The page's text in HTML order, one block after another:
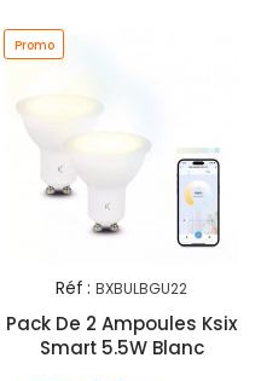
Promo
Réf : BXBULBGU22
Pack De 2 Ampoules Ksix
Smart 5.5W Blanc